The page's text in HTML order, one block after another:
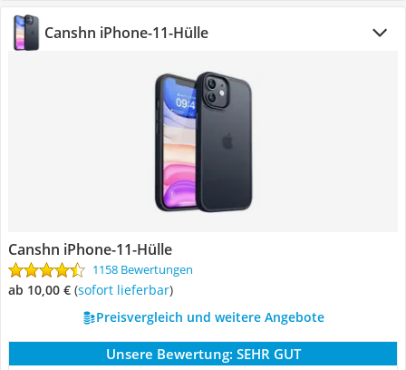
Canshn iPhone-11-Hülle
Canshn iPhone-11-Hülle
1158 Bewertungen
ab 10,00 € ( Sofort lieferbar)
Preisvergleich und weitere Angebote
Unsere Bewertung: SEHR GUT